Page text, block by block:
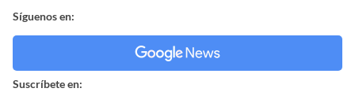
Síguenos en:
Suscríbete en: